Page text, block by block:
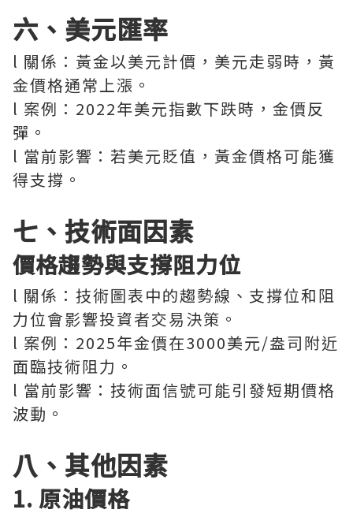
六、美元匯率
l 關係：黃金以美元計價，美元走弱時，黃
金價格通常上漲。
l 案例：2022年美元指數下跌時，金價反
彈。
l 當前影響：若美元貶值，黃金價格可能獲
得支撐。
七、技術面因素
價格趨勢與支撐阻力位
l 關係：技術圖表中的趨勢線、支撐位和阻
力位會影響投資者交易決策。
l 案例：2025年金價在3000美元/盎司附近
面臨技術阻力。
l 當前影響：技術面信號可能引發短期價格
波動。
八、其他因素
1. 原油價格